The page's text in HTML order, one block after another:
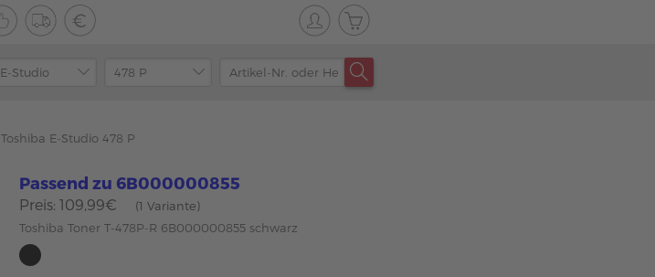
Toshiba E-Studio 478 P
Passend zu 6B000000855
Preis: 109,99€
(1 Variante)
Toshiba Toner T-478P-R 6B000000855 schwarz